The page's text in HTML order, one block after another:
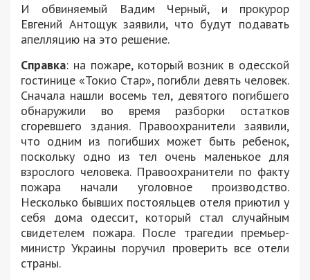
И обвиняемый Вадим Черный, и прокурор
Евгений Антощук заявили, что будут подавать
апелляцию на это решение.
Справка: на пожаре, который возник в одесской
гостинице «Токио Стар», погибли девять человек.
Сначала нашли восемь тел, девятого погибшего
обнаружили во время разборки остатков
сгоревшего здания. Правоохранители заявили,
что одним из погибших может быть ребенок,
поскольку одно из тел очень маленькое для
взрослого человека. Правоохранители по факту
пожара начали уголовное производство.
Несколько бывших постояльцев отеля приютил у
себя дома одессит, который стал случайным
свидетелем пожара. После трагедии премьер-
министр Украины поручил проверить все отели
страны.